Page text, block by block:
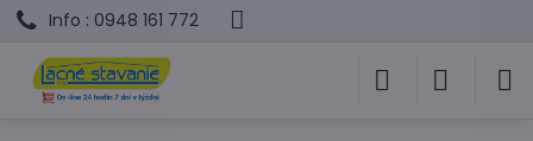
Info : 0948 161 772